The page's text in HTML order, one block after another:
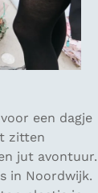
een dagje
zitten
jut avontuur.
in Noordwijk.